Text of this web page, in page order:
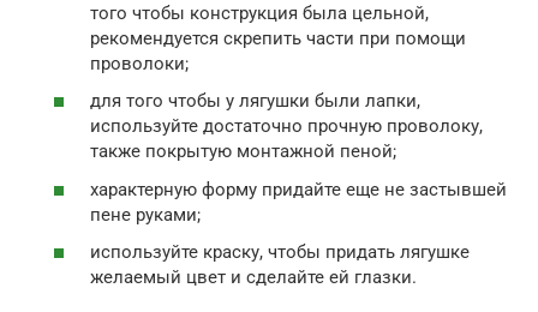
того чтобы конструкция была цельной,
рекомендуется скрепить части при помощи
проволоки;
для того чтобы у лягушки были лапки,
используйте достаточно прочную проволоку,
также покрытую монтажной пеной;
характерную форму придайте еще не застывшей
пене руками;
используйте краску, чтобы придать лягушке
желаемый цвет и сделайте ей глазки.